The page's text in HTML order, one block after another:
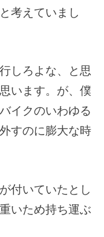
考えていまし
しろよな、と思
います。が、僕
イクのいわゆる
すのに膨大な時
付いていたとし
いため持ち運ぶ